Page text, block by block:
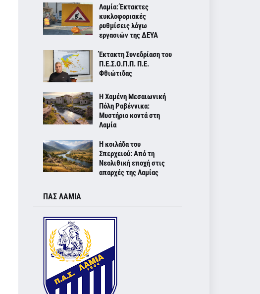
Λαμία: Έκτακτες
κυκλοφοριακές
ρυθμίσεις λόγω
εργασιών της ΔΕΥΑ
Έκτακτη Συνεδρίαση του
Π.Ε.Σ.Ο.Π.Π. Π.Ε.
Φθιώτιδας
Η Χαμένη Μεσαιωνική
Πόλη Ραβέννικα:
Μυστήριο κοντά στη
Λαμία
Η κοιλάδα του
Σπερχειού: Από τη
Νεολιθική εποχή στις
απαρχές της Λαμίας
ΠΑΣ ΛΑΜΙΑ